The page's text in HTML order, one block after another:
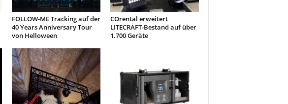
FOLLOW-ME Tracking auf der
40 Years Anniversary Tour
von Helloween
COrental erweitert
LITECRAFT-Bestand auf über
1.700 Geräte